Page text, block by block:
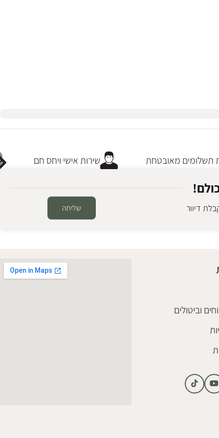
שירות אישי ויחס חם מאובטחת
דיוור שליחה
וביטולים